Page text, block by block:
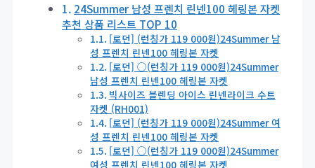
24Summer 남성 프렌치 린넨100 헤링본 자켓
추천 상품 리스트 TOP 10
[로던] (런칭가 119 000원)24Summer 남
성 프렌치 린넨100 헤링본 자켓
[로던] ○(런칭가 119 000원)24Summer
남성 프렌치 린넨100 헤링본 자켓
빅사이즈 블렌딩 아이스 린넨라이크 수트
자켓 (RH001)
[로던] (런칭가 119 000원)24Summer 여
성 프렌치 린넨100 헤링본 자켓
[로던] ○(런칭가 119 000원)24Summer
여성 프렌치 린넨100 헤링본 자켓